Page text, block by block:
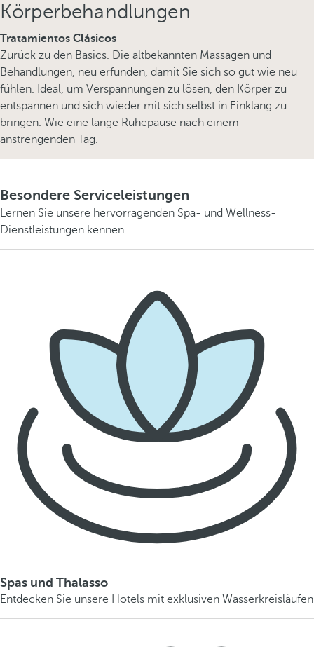
Körperbehandlungen
Tratamientos Clásicos
Zurück zu den Basics. Die altbekannten Massagen und
Behandlungen, neu erfunden, damit Sie sich so gut wie neu
fühlen. Ideal, um Verspannungen zu lösen, den Körper zu
entspannen und sich wieder mit sich selbst in Einklang zu
bringen. Wie eine lange Ruhepause nach einem
anstrengenden Tag.
Besondere Serviceleistungen
Lernen Sie unsere hervorragenden Spa- und Wellness-
Dienstleistungen kennen
Spas und Thalasso
Entdecken Sie unsere Hotels mit exklusiven Wasserkreisläufen